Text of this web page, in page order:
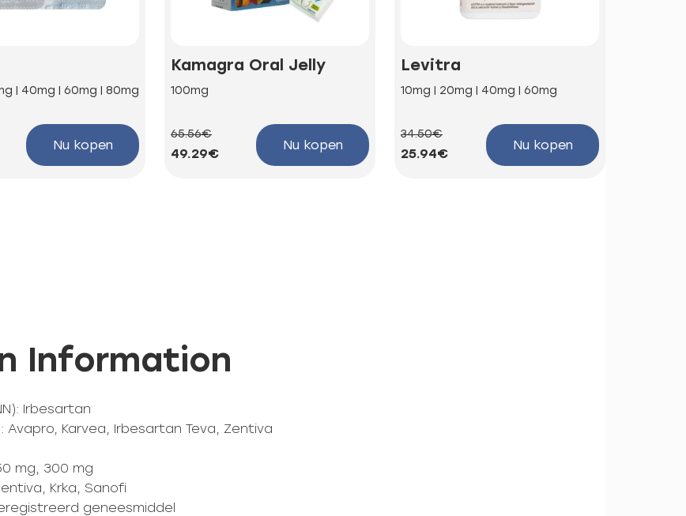
| 40mg | 60mg | 80mg
Nu kopen
Kamagra Oral Jelly
100mg
65.56€
49.29€
Nu kopen
Levitra
10mg | 20mg | 40mg | 60mg
34.50€
25.94€
Nu kopen
Information
Irbesartan
Karvea, Irbesartan Teva, Zentiva
mg, 300 mg
Krka, Sanofi
geneesmiddel